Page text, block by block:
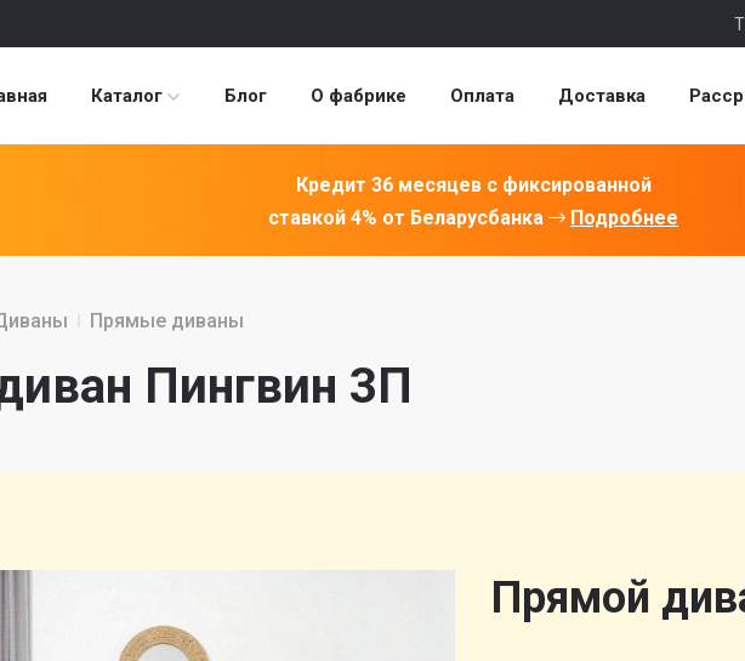
Каталог Блог О фабрике Оплата Доставка
Кредит 36 месяцев с фиксированной
ставкой 4% от Беларусбанка
Подробнее
Прямые диваны
Пингвин 3П
Прямой